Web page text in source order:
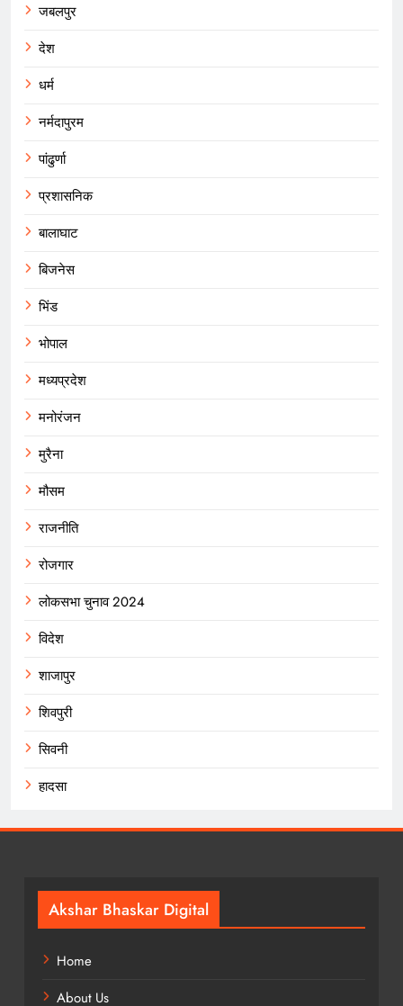
जबलपुर
देश
धर्म
नर्मदापुरम
पांढुर्णा
प्रशासनिक
बालाघाट
बिजनेस
भिंड
भोपाल
मध्यप्रदेश
मनोरंजन
मुरैना
मौसम
राजनीति
रोजगार
लोकसभा चुनाव 2024
विदेश
शाजापुर
शिवपुरी
सिवनी
हादसा
Akshar Bhaskar Digital
Home
About Us